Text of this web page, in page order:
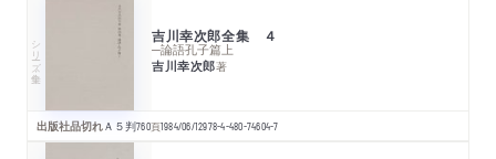
シリーズ・全集 吉川幸次郎全集 ４
─論語孔子篇上
吉川幸次郎著
出版社品切れＡ５判760頁1984/06/12978-4-480-74604-7